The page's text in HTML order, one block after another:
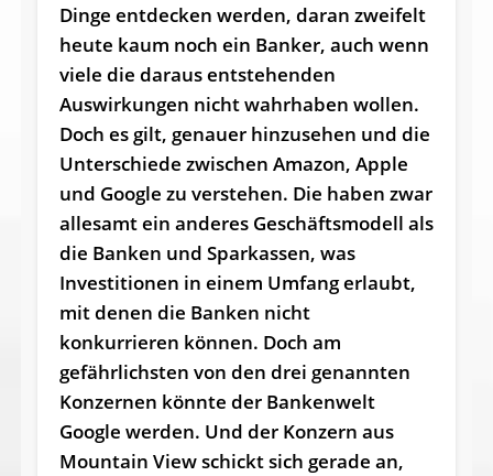
Dinge entdecken werden, daran zweifelt
heute kaum noch ein Banker, auch wenn
viele die daraus entstehenden
Auswirkungen nicht wahrhaben wollen.
Doch es gilt, genauer hinzusehen und die
Unterschiede zwischen Amazon, Apple
und Google zu verstehen. Die haben zwar
allesamt ein anderes Geschäftsmodell als
die Banken und Sparkassen, was
Investitionen in einem Umfang erlaubt,
mit denen die Banken nicht
konkurrieren können. Doch am
gefährlichsten von den drei genannten
Konzernen könnte der Bankenwelt
Google werden. Und der Konzern aus
Mountain View schickt sich gerade an,